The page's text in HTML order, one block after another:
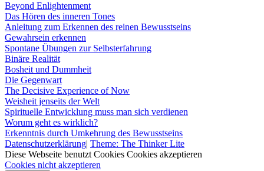
Beyond Enlightenment
Das Hören des inneren Tones
Anleitung zum Erkennen des reinen Bewusstseins
Gewahrsein erkennen
Spontane Übungen zur Selbsterfahrung
Binäre Realität
Bosheit und Dummheit
Die Gegenwart
The Decisive Experience of Now
Weisheit jenseits der Welt
Spirituelle Entwicklung muss man sich verdienen
Worum geht es wirklich?
Erkenntnis durch Umkehrung des Bewusstseins
Datenschutzerklärung Theme: The Thinker Lite
Diese Webseite benutzt Cookies Cookies akzeptieren
Cookies nicht akzeptieren